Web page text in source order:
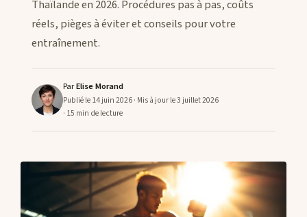
BLOG
CONTACTS
Thaïlande en 2026. Procédures pas à pas, coûts
réels, pièges à éviter et conseils pour votre
entraînement.
ParElise Morand
Publié le 14 juin 2026· Mis à jour le 3 juillet 2026
· 15 min de lecture